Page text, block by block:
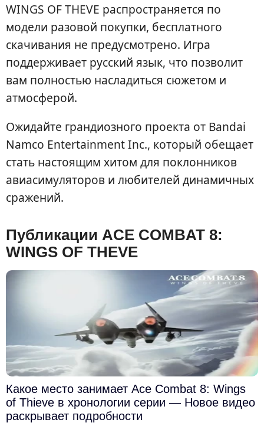
WINGS OF THEVE распространяется по
модели разовой покупки, бесплатного
скачивания не предусмотрено. Игра
поддерживает русский язык, что позволит
вам полностью насладиться сюжетом и
атмосферой.
Ожидайте грандиозного проекта от Bandai
Namco Entertainment Inc., который обещает
стать настоящим хитом для поклонников
авиасимуляторов и любителей динамичных
сражений.
Публикации ACE COMBAT 8:
WINGS OF THEVE
Какое место занимает Ace Combat 8: Wings
of Thieve в хронологии серии — Новое видео
раскрывает подробности